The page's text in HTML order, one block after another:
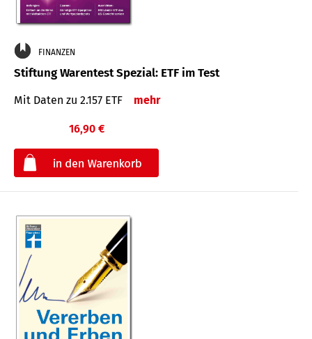
FINANZEN
Stiftung Warentest Spezial: ETF im Test
Mit Daten zu 2.157 ETF mehr
16,90 €